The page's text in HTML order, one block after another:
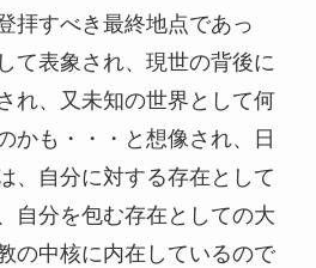
拝すべき最終地点であっ
て表象され、現世の背後に
れ、又未知の世界として何
かも・・・と想像され、日
、自分に対する存在として
自分を包む存在としての大
の中核に内在しているので